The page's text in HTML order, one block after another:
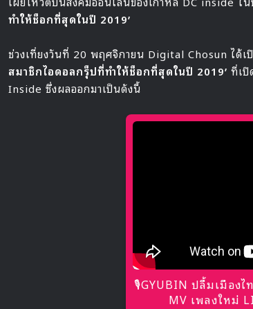
ทำให้ช็อกที่สุดในปี 2019’
ช่วงเที่ยงวันที่ 20 พฤศจิกายน Digital Chosun ได้เ
สมาชิกไอดอลกรุ็ปที่ทำให้ช็อกที่สุดในปี 2019’ ที่เปิ
Inside ซึ่งผลออกมาเป็นดังนี้
🎙GYUBIN ปลื้มเมือง
MV เพลงใหม่